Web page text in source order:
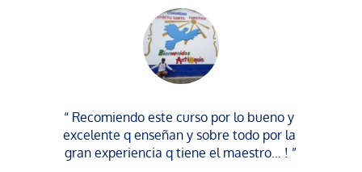
“ Recomiendo este curso por lo bueno y
excelente q enseñan y sobre todo por la
gran experiencia q tiene el maestro… ! ”